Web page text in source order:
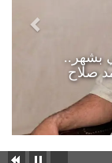
بشهر..
صلاح